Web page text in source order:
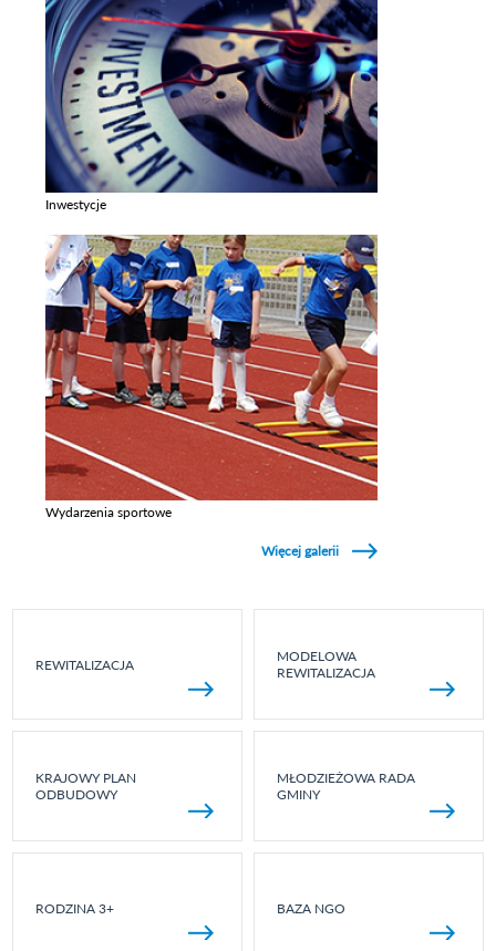
Inwestycje
Wydarzenia sportowe
Więcej galerii
REWITALIZACJA
MODELOWA
REWITALIZACJA
KRAJOWY PLAN
ODBUDOWY
MŁODZIEŻOWA RADA
GMINY
RODZINA 3+ BAZA NGO